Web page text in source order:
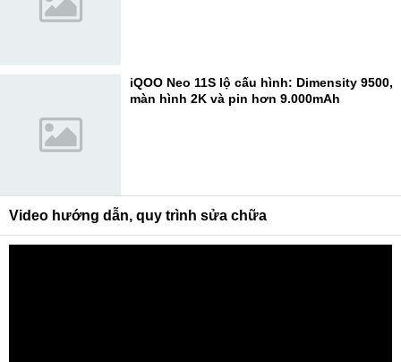
iQOO Neo 11S lộ cấu hình: Dimensity 9500,
màn hình 2K và pin hơn 9.000mAh
Video hướng dẫn, quy trình sửa chữa